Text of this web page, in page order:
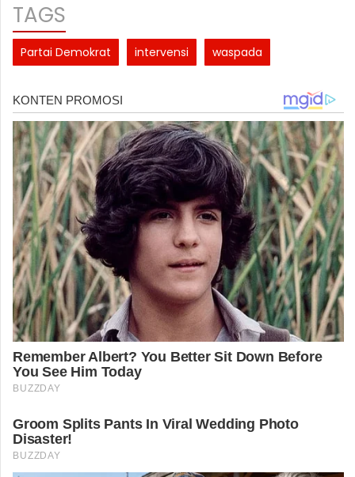
TAGS
Partai Demokrat intervensi waspada